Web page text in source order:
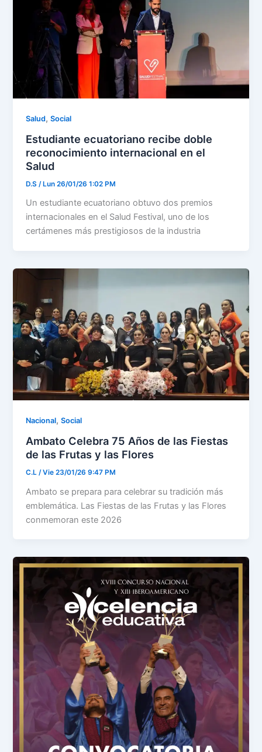
Salud,Social
Estudiante ecuatoriano recibe doble
reconocimiento internacional en el
Salud
D.S /Lun 26/01/26 1:02 PM
Un estudiante ecuatoriano obtuvo dos premios
internacionales en el Salud Festival, uno de los
certámenes más prestigiosos de la industria
Nacional,Social
Ambato Celebra 75 Años de las Fiestas
de las Frutas y las Flores
C.L /Vie 23/01/26 9:47 PM
Ambato se prepara para celebrar su tradición más
emblemática. Las Fiestas de las Frutas y las Flores
conmemoran este 2026